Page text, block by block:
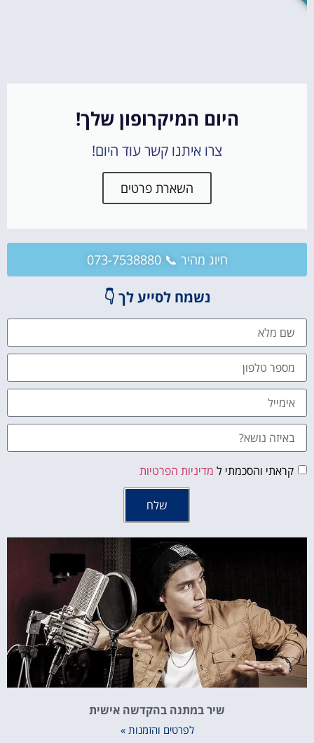
היום המיקרופון שלך!
צרו איתנו קשר עוד היום!
השארת פרטים
חיוג מהיר 📞 073-7538880
נשמח לסייע לך 👇
קראתי והסכמתי ל מדיניות הפרטיות
שלח
שיר במתנה בהקדשה אישית
לפרטים והזמנות »